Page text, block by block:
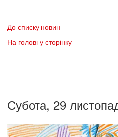
До списку новин
На головну сторінку
Субота, 29